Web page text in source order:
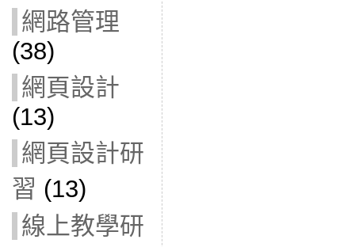
網路管理
(38)
網頁設計
(13)
網頁設計研
習 (13)
線上教學研